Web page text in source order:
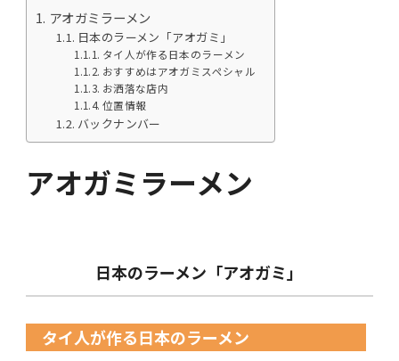
アオガミラーメン
日本のラーメン「アオガミ」
タイ人が作る日本のラーメン
おすすめはアオガミスペシャル
お洒落な店内
位置情報
バックナンバー
アオガミラーメン
日本のラーメン「アオガミ」
タイ人が作る日本のラーメン